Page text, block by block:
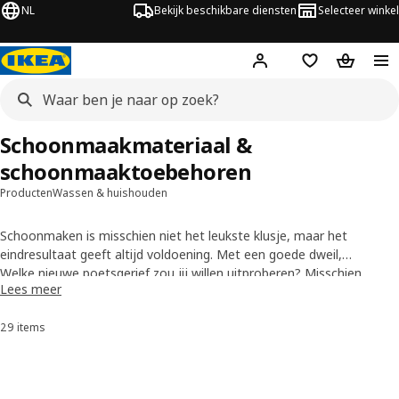
NL Bekijk beschikbare diensten Selecteer winkel
Hej! Log inVerlanglijstje
ProductenWassen & huishouden
Schoonmaakmateriaal &
schoonmaaktoebehoren
Schoonmaken is misschien niet het leukste klusje, maar het
eindresultaat geeft altijd voldoening. Met een goede dweil,
microvezeldoek en aftrekker maak je het verschil. Kuisen kan zelfs
leuk zijn met de juiste tools, zoals ons dweilsysteem of een vuilblik
Welke nieuwe poetsgerief zou jij willen uitproberen? Misschien
ontdek je wel een nieuwe favoriete schoonmaakroutine.
Lees meer
Sorteren en filteren
29 items